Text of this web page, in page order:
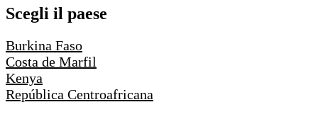
Scegli il paese
Burkina Faso
Costa de Marfil
Kenya
República Centroafricana